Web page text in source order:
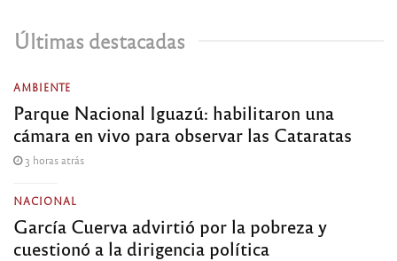
Últimas destacadas
AMBIENTE
Parque Nacional Iguazú: habilitaron una
cámara en vivo para observar las Cataratas
3 horas atrás
NACIONAL
García Cuerva advirtió por la pobreza y
cuestionó a la dirigencia política